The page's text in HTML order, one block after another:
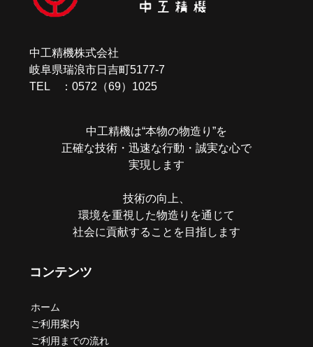
中工精機株式会社
岐阜県瑞浪市日吉町5177-7
TEL ：0572（69）1025
中工精機は“本物の物造り”を
正確な技術・迅速な行動・誠実な心で
実現します
技術の向上、
環境を重視した物造りを通じて
社会に貢献することを目指します
コンテンツ
ホーム
ご利用案内
ご利用までの流れ